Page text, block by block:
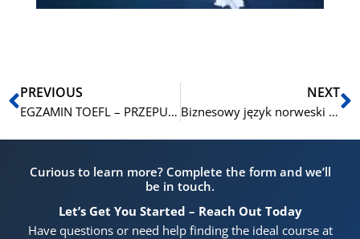
Prev
PREVIOUS
EGZAMIN TOEFL – PRZEPUSTKA DO MIĘDZYNARODOWYCH MOŻLIWOŚCI
NEXT
Biznesowy język norweski w zglobalizowanej rzeczywistości zawodowej: klucz do sukcesu dla profesjonalistów
Curious to learn more? Complete the form and we’ll
be in touch.
Let’s Get You Started – Reach Out Today
Have questions or need help finding the ideal course at